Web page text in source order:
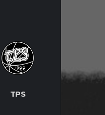
TPS